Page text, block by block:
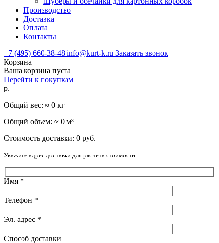
Производство
Доставка
Оплата
Контакты
+7 (495) 660-38-48 info@kurt-k.ru Заказать звонок
Корзина
Ваша корзина пуста
Перейти к покупкам
р.
Общий вес: ≈ 0 кг
Общий объем: ≈ 0 м³
Стоимость доставки: 0 руб.
Укажите адрес доставки для расчета стоимости.
Имя *
Телефон *
Эл. адрес *
Способ доставки